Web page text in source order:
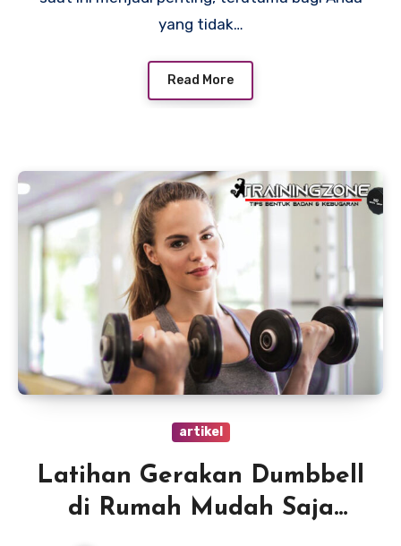
yang tidak…
Read More
artikel
Latihan Gerakan Dumbbell
di Rumah Mudah Saja